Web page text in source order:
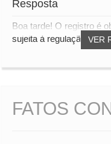
Resposta
VER
Boa tarde! O registro é
sujeita à regulação de
FATOS